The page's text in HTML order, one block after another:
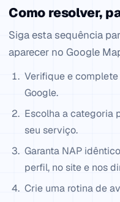
Como resolver,
Siga esta sequência
aparecer no Google
Verifique e
Google.
Escolha a categoria
seu serviço.
Garanta NAP
perfil, no site e nos
Crie uma rotina de